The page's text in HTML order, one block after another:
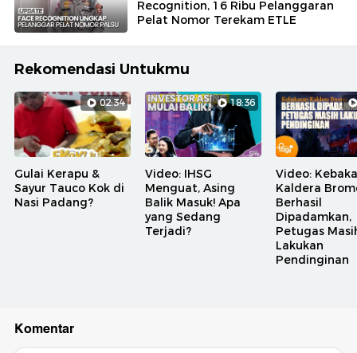
Recognition, 16 Ribu Pelanggaran
Pelat Nomor Terekam ETLE
Rekomendasi Untukmu
02:34
Gulai Kerapu &
Sayur Tauco Kok di
Nasi Padang?
18:36
Video: IHSG
Menguat, Asing
Balik Masuk! Apa
yang Sedang
Terjadi?
Video:
Kaldera
Berhasil
Dipadamkan,
Petugas
Lakukan
Pendinginan